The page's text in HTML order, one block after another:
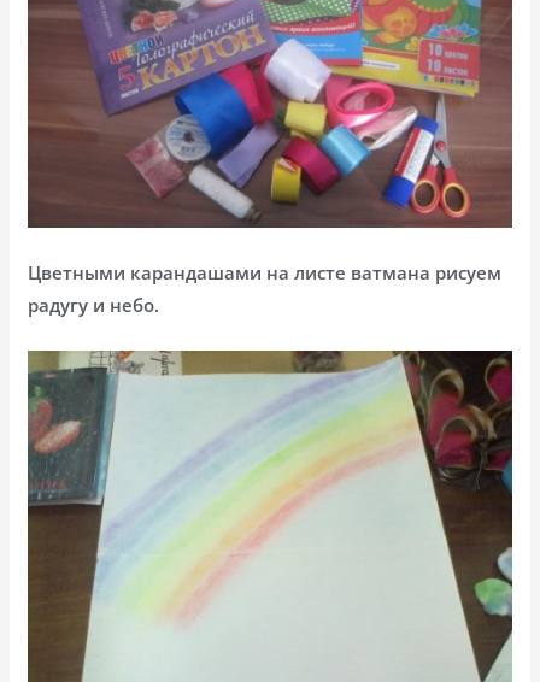
Цветными карандашами на листе ватмана рисуем
радугу и небо.